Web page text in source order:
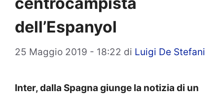
dell’Espanyol
25 Maggio 2019 - 18:22 di Luigi De Stefani
Inter, dalla Spagna giunge la notizia di un